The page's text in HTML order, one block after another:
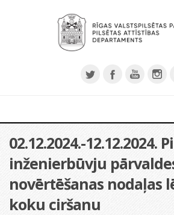
02.12.2024.-12.12.2024.
inženierbūvju
novērtēšanas nodaļas
koku ciršanu